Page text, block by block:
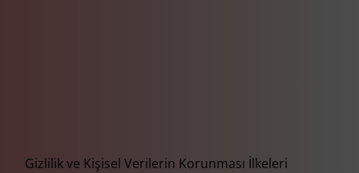
Gizlilik ve Kişisel Verilerin Korunması İlkeleri